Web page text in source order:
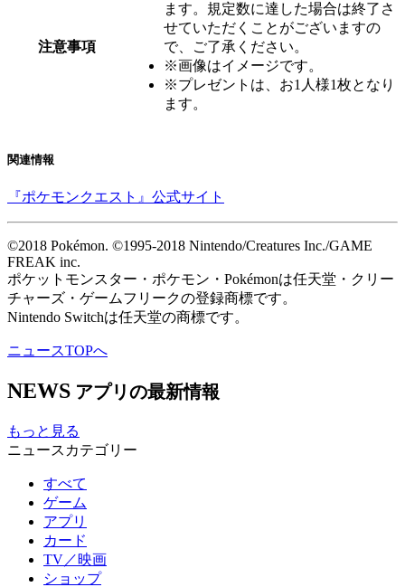
注意事項
ます。規定数に達した場合は終了さ
せていただくことがございますの
で、ご了承ください。
※画像はイメージです。
※プレゼントは、お1人様1枚となり
ます。
関連情報
『ポケモンクエスト』公式サイト
©2018 Pokémon. ©1995-2018 Nintendo/Creatures Inc./GAME
FREAK inc.
ポケットモンスター・ポケモン・Pokémonは任天堂・クリー
チャーズ・ゲームフリークの登録商標です。
Nintendo Switchは任天堂の商標です。
ニュースTOPへ
NEWS アプリの最新情報
もっと見る
ニュースカテゴリー
すべて
ゲーム
アプリ
カード
TV／映画
ショップ